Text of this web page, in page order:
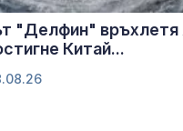
"Делфин" връхлетя
Китай...